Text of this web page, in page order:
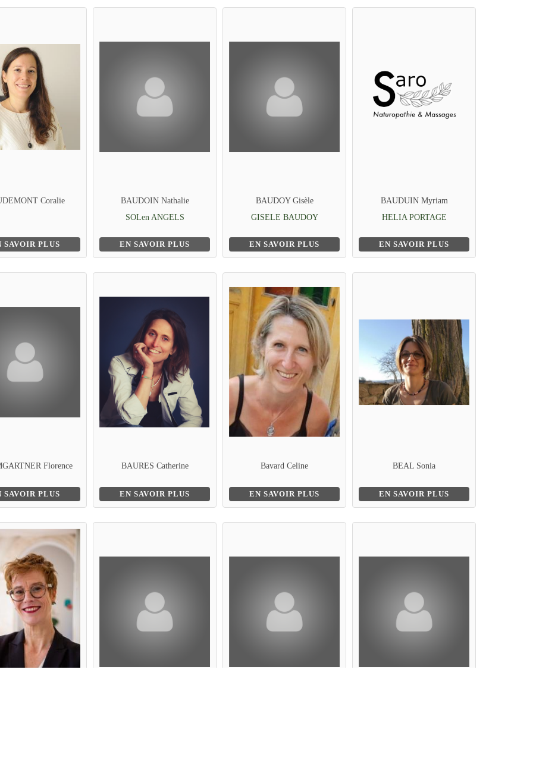
Coralie
SAVOIR PLUS
BAUDOIN Nathalie
SOLen ANGELS
EN SAVOIR PLUS
BAUDOY Gisèle
GISELE BAUDOY
EN SAVOIR PLUS
BAUDUIN Myriam
HELIA PORTAGE
EN SAVOIR PLUS
Florence
SAVOIR PLUS
BAURES Catherine
EN SAVOIR PLUS
Bavard Celine
EN SAVOIR PLUS
BEAL Sonia
EN SAVOIR PLUS